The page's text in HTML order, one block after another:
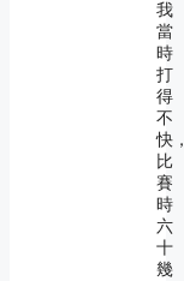
我
當
時
打
得
不
快，
比
賽
時
六
十
幾